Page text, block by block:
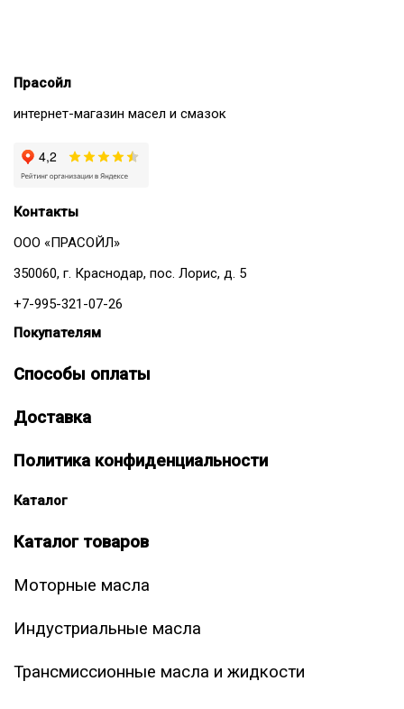
Прасойл
интернет-магазин масел и смазок
Контакты
ООО «ПРАСОЙЛ»
350060, г. Краснодар, пос. Лорис, д. 5
+7-995-321-07-26
Покупателям
Способы оплаты
Доставка
Политика конфиденциальности
Каталог
Каталог товаров
Моторные масла
Индустриальные масла
Трансмиссионные масла и жидкости